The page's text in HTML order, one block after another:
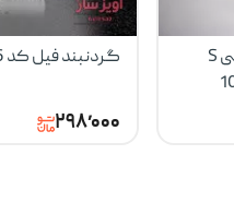
گردنبند حرف انگلیسی S
گردنبند فیل کد 100126
۲۹۸٬۰۰۰